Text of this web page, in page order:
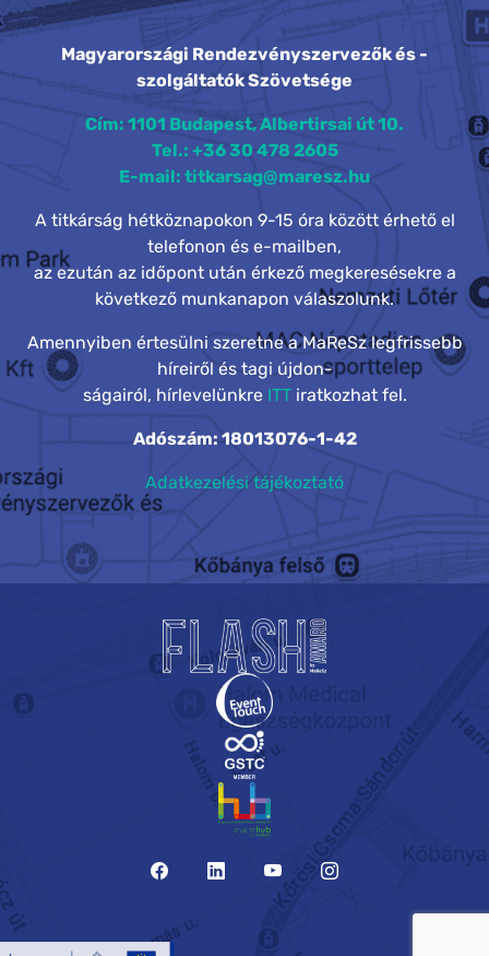
Magyarországi Rendezvényszervezők és -
szolgáltatók Szövetsége
Cím: 1101 Budapest, Albertirsai út 10.
Tel.: +36 30 478 2605
E-mail: titkarsag@maresz.hu
A titkárság hétköznapokon 9-15 óra között érhető el
telefonon és e-mailben,
az ezután az időpont után érkező megkeresésekre a
következő munkanapon válaszolunk.
Amennyiben értesülni szeretne a MaReSz legfrissebb
híreiről és tagi újdon-
ságairól, hírlevelünkre ITTiratkozhat fel.
Adószám: 18013076-1-42
Adatkezelési tájékoztató